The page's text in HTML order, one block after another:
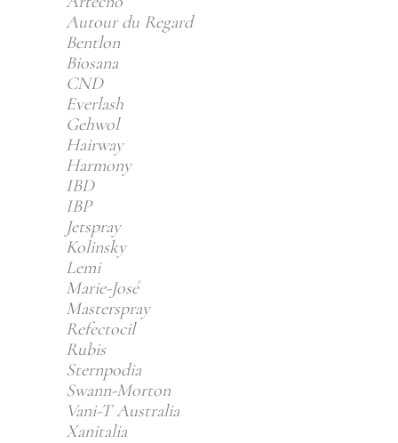
Autour du Regard
Bentlon
Biosana
CND
Everlash
Gehwol
Hairway
Harmony
IBD
IBP
Jetspray
Kolinsky
Lemi
Marie-José
Masterspray
Refectocil
Rubis
Sternpodia
Swann-Morton
Vani-T Australia
Xanitalia